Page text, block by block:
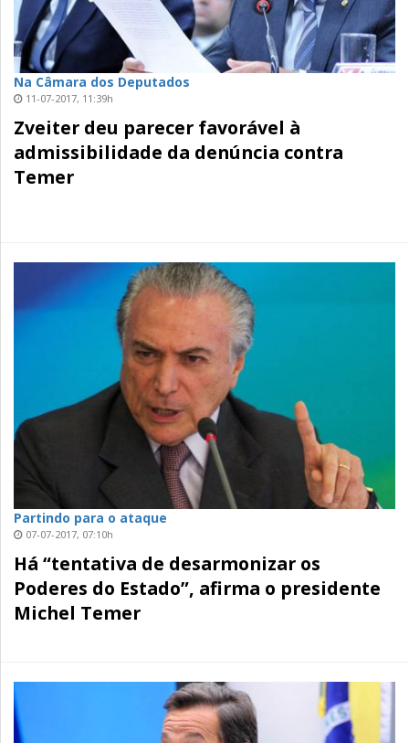
Na Câmara dos Deputados
11-07-2017, 11:39h
Zveiter deu parecer favorável à
admissibilidade da denúncia contra
Temer
Partindo para o ataque
07-07-2017, 07:10h
Há “tentativa de desarmonizar os
Poderes do Estado”, afirma o presidente
Michel Temer